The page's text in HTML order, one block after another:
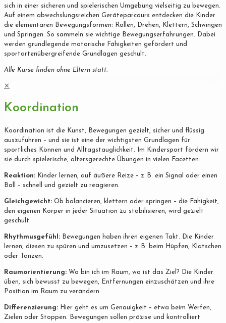
sich in einer sicheren und spielerischen Umgebung vielseitig zu bewegen.
Auf einem abwechslungsreichen Geräteparcours entdecken die Kinder
die elementaren Bewegungsformen: Rollen, Drehen, Klettern, Schwingen
und Springen. So sammeln sie wichtige Bewegungserfahrungen. Dabei
werden grundlegende motorische Fähigkeiten gefördert und
sportartenübergreifende Grundlagen geschult.
Alle Kurse finden ohne Eltern statt.
✕
Koordination
Koordination ist die Kunst, Bewegungen gezielt, sicher und flüssig
auszuführen – und sie ist eine der wichtigsten Grundlagen für
sportliches Können und Alltagstauglichkeit. Im Kindersport fördern wir
sie durch spielerische, altersgerechte Übungen in vielen Facetten:
Reaktion: Kinder lernen, auf äußere Reize – z. B. ein Signal oder einen
Ball – schnell und gezielt zu reagieren.
Gleichgewicht: Ob balancieren, klettern oder springen – die Fähigkeit,
den eigenen Körper in jeder Situation zu stabilisieren, wird gezielt
geschult.
Rhythmusgefühl: Bewegungen haben ihren eigenen Takt. Die Kinder
lernen, diesen zu spüren und umzusetzen – z. B. beim Hüpfen, Klatschen
oder Tanzen.
Raumorientierung: Wo bin ich im Raum, wo ist das Ziel? Die Kinder
üben, sich bewusst zu bewegen, Entfernungen einzuschätzen und ihre
Position im Raum zu verändern.
Differenzierung: Hier geht es um Genauigkeit – etwa beim Werfen,
Zielen oder Stoppen. Bewegungen sollen präzise und kontrolliert